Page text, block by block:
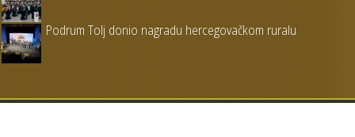
Podrum Tolj donio nagradu hercegovačkom ruralu